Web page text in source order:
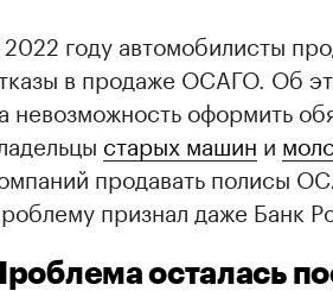
году автомобилисты
в продаже ОСАГО. Об
невозможность оформить
старых машин и
продавать полисы
признал даже Банк
осталась